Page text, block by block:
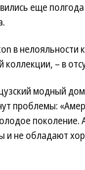
еще
в нелояльности
– в
модный
проблемы:
поколение.
и не обладают